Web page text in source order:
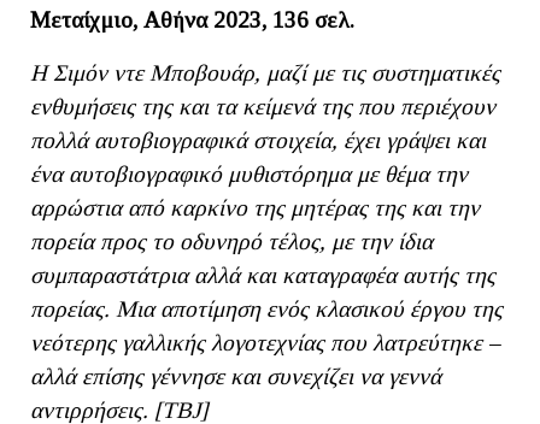
Μεταίχμιο, Αθήνα 2023, 136 σελ.
Η Σιμόν ντε Μποβουάρ, μαζί με τις συστηματικές
ενθυμήσεις της και τα κείμενά της που περιέχουν
πολλά αυτοβιογραφικά στοιχεία, έχει γράψει και
ένα αυτοβιογραφικό μυθιστόρημα με θέμα την
αρρώστια από καρκίνο της μητέρας της και την
πορεία προς το οδυνηρό τέλος, με την ίδια
συμπαραστάτρια αλλά και καταγραφέα αυτής της
πορείας. Μια αποτίμηση ενός κλασικού έργου της
νεότερης γαλλικής λογοτεχνίας που λατρεύτηκε –
αλλά επίσης γέννησε και συνεχίζει να γεννά
αντιρρήσεις. [ΤΒJ]